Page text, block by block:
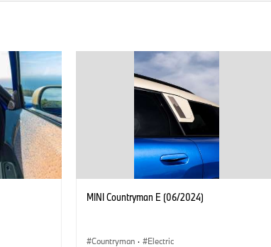
MINI Countryman E (06/2024)
Countryman · Electric